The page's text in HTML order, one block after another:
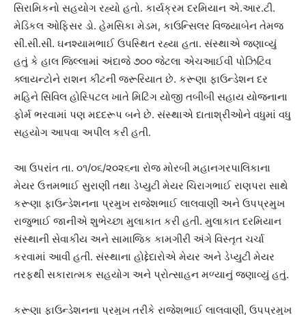
સિરામિકનો સહયોગ રહ્યો હતો. કાર્યક્રમ દરમિયાન એ.આર.ટી.
મેડિકલ ઓફિસર ડો. હેમસિકા મેડમ, કાઉન્સિલર વિજયાબેન તેમજ
સી.સી.સી. ઘનશ્યામભાઈ ઉપસ્થિત રહ્યા હતા. સંસ્થાએ જણાવ્યું
હતું કે હાલ જિલ્લામાં અંદાજે ૭૦૦ જેટલા એચઆઈવી પોઝિટિવ
ક્લાયન્ટોને રાશન કીટની જરૂરિયાત છે. કરૂણા ફાઉન્ડેશન દર
મહિને સિવિલ હોસ્પિટલ ખાતે મિટિંગ યોજી તબીબી સહાય યોજનાના
ફોર્મ ભરવામાં પણ મદદરૂપ બને છે. સંસ્થાએ દાતાશ્રીઓને વધુમાં વધુ
સહયોગ આપવા અપીલ કરી હતી.
આ ઉપરાંત તા. ૦૧/૦૬/૨૦૨૬ના રોજ મોરબી મહાનગરપાલિકાના
મેયર ઉત્તમભાઈ સુરાણી તથા ડેપ્યુટી મેયર ચિરાગભાઈ રાણપરા સાથે
કરૂણા ફાઉન્ડેશનના પ્રમુખ રાજેશભાઈ લાલવાણી અને ઉપપ્રમુખ
રાજુભાઈ જાનીએ શુભેચ્છા મુલાકાત કરી હતી. મુલાકાત દરમિયાન
સંસ્થાની સેવાકીય અને સામાજિક કામગીરી અંગે વિસ્તૃત ચર્ચા
કરવામાં આવી હતી. સંસ્થાના હોદ્દેદારોએ મેયર અને ડેપ્યુટી મેયર
તરફથી સકારાત્મક સહયોગ અને પ્રોત્સાહન મળ્યાનું જણાવ્યું હતું.
કરૂણા ફાઉન્ડેશનના પ્રમુખ તરીકે રાજેશભાઈ લાલવાણી, ઉપપ્રમુખ